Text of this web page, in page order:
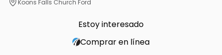
Koons Falls Church Ford
Estoy interesado
Comprar en línea